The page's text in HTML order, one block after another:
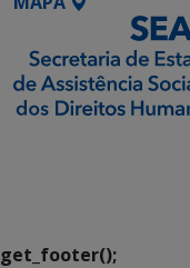
get_footer();